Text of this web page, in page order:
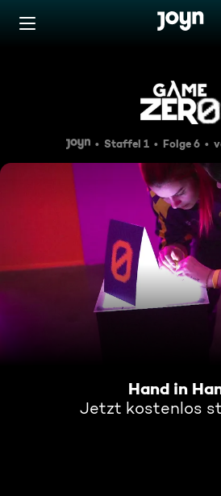
Zum Inhalt springen
Hand
Staffel 1 Folge 6
Hand in
Jetzt kostenlos